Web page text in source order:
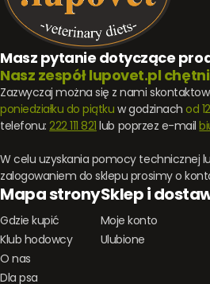
Masz pytanie dotyczące
Nasz zespół lupovet.pl
Zazwyczaj można się z nami
poniedziałku do piątku w godzinach od
telefonu:222 111 821 lub poprzez e-mail
W celu uzyskania pomocy technicznej
zalogowaniem do sklepu prosimy o
Mapa strony
Gdzie kupić
Klub hodowcy
O nas
Dla psa
Sklep i
Moje konto
Ulubione